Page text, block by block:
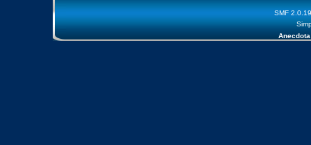
SMF 2.0.19
Anecdota